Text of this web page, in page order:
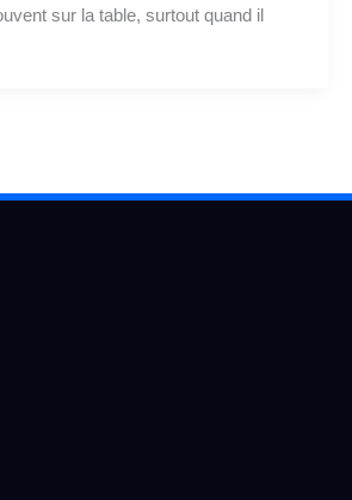
sur la table, surtout quand il